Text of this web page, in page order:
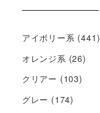
アイボリー系 (441)
オレンジ系 (26)
クリアー (103)
グレー (174)